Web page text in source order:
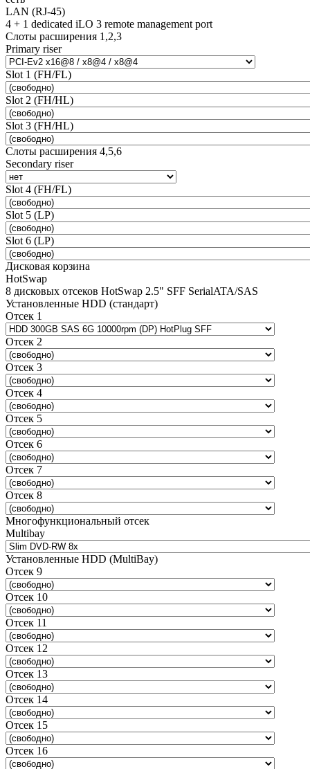
LAN (RJ-45)
4 + 1 dedicated iLO 3 remote management port
Слоты расширения 1,2,3
Primary riser
Slot 1 (FH/FL)
Slot 2 (FH/HL)
Slot 3 (FH/HL)
Слоты расширения 4,5,6
Secondary riser
Slot 4 (FH/FL)
Slot 5 (LP)
Slot 6 (LP)
Дисковая корзина
HotSwap
8 дисковых отсеков HotSwap 2.5" SFF SerialATA/SAS
Установленные HDD (стандарт)
Отсек 1
Отсек 2
Отсек 3
Отсек 4
Отсек 5
Отсек 6
Отсек 7
Отсек 8
Многофункциональный отсек
Multibay
Установленные HDD (MultiBay)
Отсек 9
Отсек 10
Отсек 11
Отсек 12
Отсек 13
Отсек 14
Отсек 15
Отсек 16